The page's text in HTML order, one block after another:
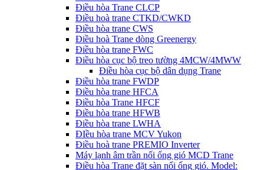
Điều hòa Trane CLCP
Điều hoà trane CTKD/CWKD
Điều hòa trane CWS
Điều hoà Trane dòng Greenergy
Điều hòa trane FWC
Điều hòa cục bộ treo tường 4MCW/4MWW
Điều hòa cục bộ dân dụng Trane
Điều hòa trane FWDP
Điều hòa trane HFCA
Điều hòa Trane HFCF
Điều hòa trane HFWB
Điều hòa trane LWHA
ĐIều hòa trane MCV Yukon
Điều hoà trane PREMIO Inverter
Máy lạnh âm trần nối ống gió MCD Trane
Điều hòa Trane đặt sàn nối ống gió. Model: